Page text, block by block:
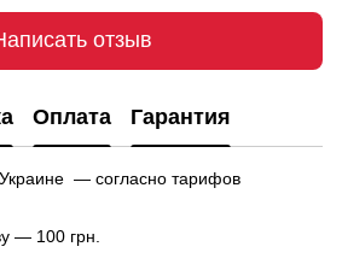
отзыв
Оплата Гарантия
— согласно тарифов
— 100 грн.